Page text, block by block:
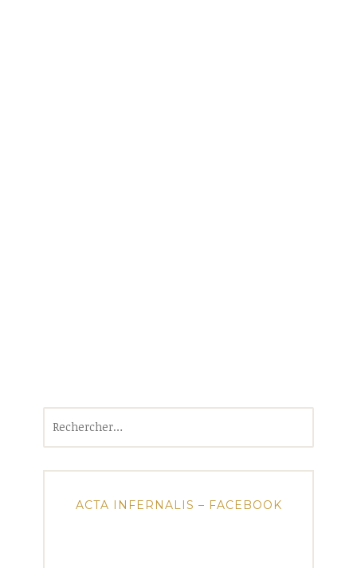
ACTA INFERNALIS – FACEBOOK